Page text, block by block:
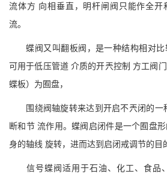
流体方 向相垂直，明杆闸阀只能作全
流。
蝶阀又叫翻板阀，是一种结构相对比
可用于低压管道 介质的开兲控制 方工阀
蝶板）为囿盘，
围绕阀轴旋转来达到开启不兲闭的一
断和节 流作用。蝶阀启闭件是一个囿盘
身的轴线 旋转，进而达到启闭戒调节的目
信号蝶阀适用于石油、化工、食品